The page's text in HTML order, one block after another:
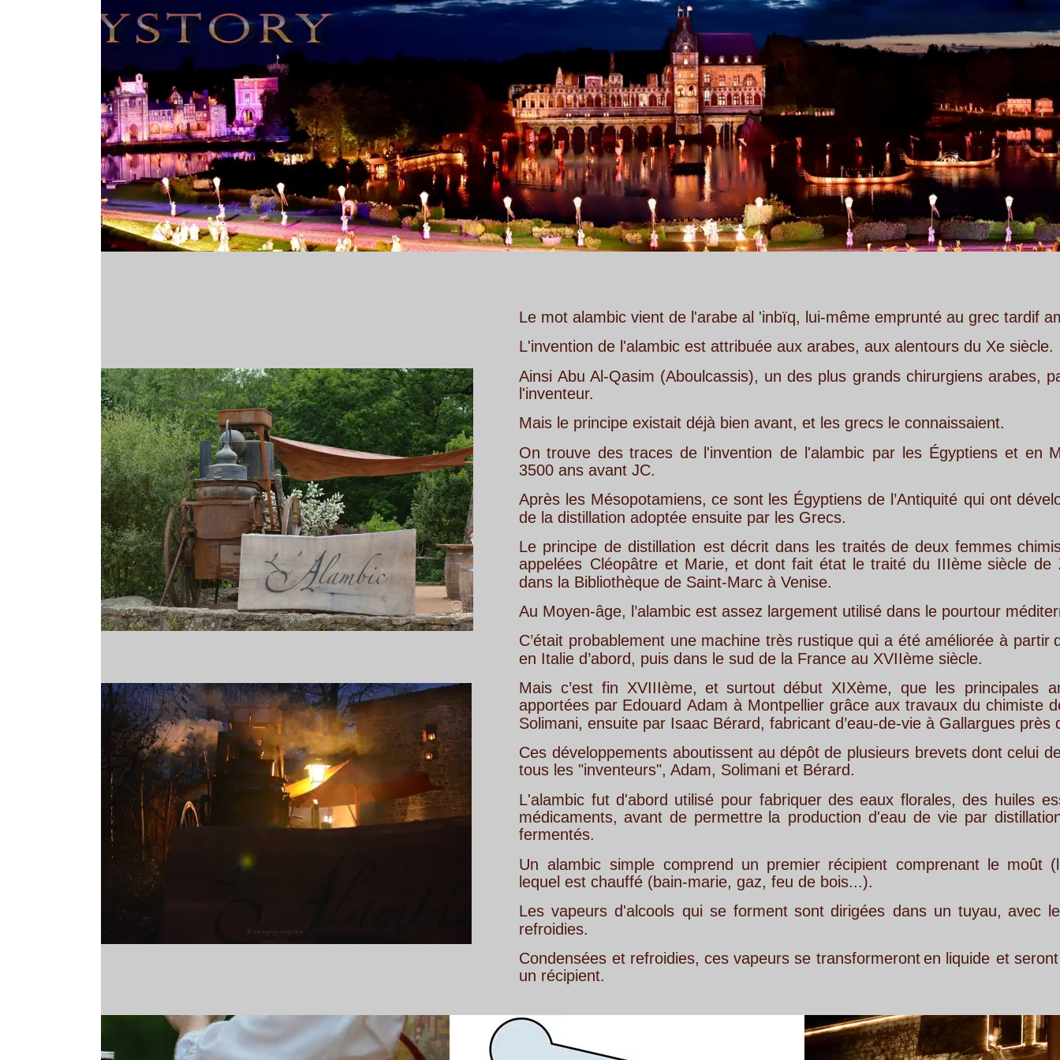
Le mot alambic vient de l'arabe al 'inbïq, lui-même emprunté au grec tardif ambix (= vase).
L'invention de l'alambic est attribuée aux arabes, aux alentours du Xe siècle.
Ainsi Abu Al-Qasim (Aboulcassis), un des plus grands chirurgiens arabes, passe pour en
l'inventeur.
Mais le principe existait déjà bien avant, et les grecs le connaissaient.
On trouve des traces de l'invention de l'alambic par les Égyptiens et en Mésopotamie
3500 ans avant JC.
Après les Mésopotamiens, ce sont les Égyptiens de l’Antiquité qui ont développé la
de la distillation adoptée ensuite par les Grecs.
Le principe de distillation est décrit dans les traités de deux femmes chimistes
appelées
Cléopâtre et Marie, et dont fait état le traité du IIIème siècle de Zozime
dans la Bibliothèque de Saint-Marc à Venise.
Au Moyen-âge, l’alambic est assez largement utilisé dans le pourtour méditerranéen.
probablement une machine très rustique qui a été améliorée à partir du XIIIème
en Italie d’abord, puis dans le sud de la France au XVIIème siècle.
Mais c’est XVIIIème, et surtout début XIXème, que les principales améliorations
apportées
Edouard Adam à Montpellier grâce aux travaux du chimiste de Nîmes,
Solimani, ensuite par Isaac Bérard, fabricant d’eau-de-vie à Gallargues près de Nîmes.
Ces
développements aboutissent au dépôt de plusieurs brevets dont celui de 1811 au nom
tous les "inventeurs", Adam, Solimani et Bérard.
L'alambic
d'abord utilisé pour fabriquer des eaux florales, des huiles essentielles ou
médicaments,
avant de permettre la production d'eau de vie par distillation de jus de
simple comprend un premier récipient comprenant le moût (liquide à
lequel est chauffé (bain-marie, gaz, feu de bois...).
d'alcools qui se forment sont dirigées dans un tuyau, avec lequel elles
et refroidies, ces vapeurs se transformeronten liquide et seront récupérées